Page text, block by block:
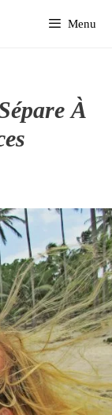
Menu
À